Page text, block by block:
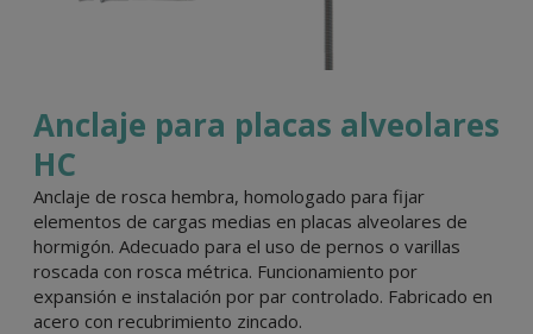
Anclaje para placas alveolares
HC
Anclaje de rosca hembra, homologado para fijar
elementos de cargas medias en placas alveolares de
hormigón. Adecuado para el uso de pernos o varillas
roscada con rosca métrica. Funcionamiento por
expansión e instalación por par controlado. Fabricado en
acero con recubrimiento zincado.